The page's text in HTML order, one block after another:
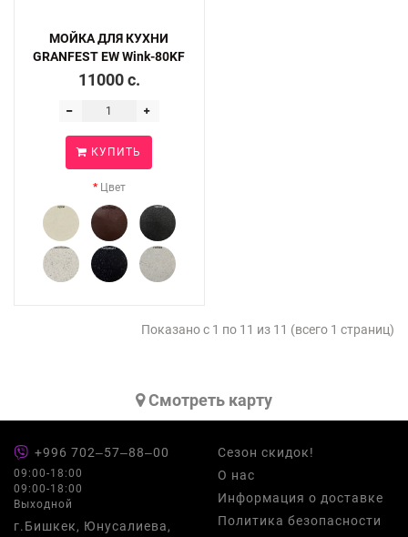
МОЙКА ДЛЯ КУХНИ
GRANFEST EW Wink-80KF
11000 c.
КУПИТЬ
Цвет
Показано с 1 по 11 из 11 (всего 1 страниц)
Cмотреть карту
+996 702‒57‒88‒00
09:00-18:00
09:00-18:00
Выходной
г.Бишкек, Юнусалиева,
Сезон скидок!
О нас
Информация о доставке
Политика безопасности